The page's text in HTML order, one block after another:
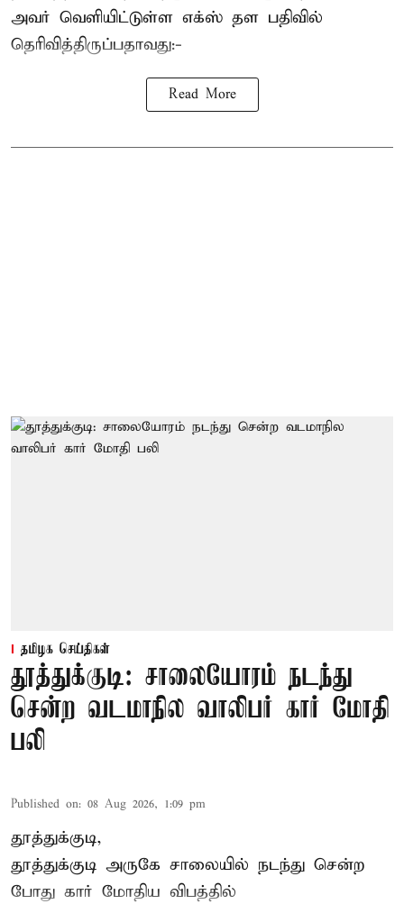
அவர் வெளியிட்டுள்ள எக்ஸ் தள பதிவில்
தெரிவித்திருப்பதாவது:-
Read More
தமிழக செய்திகள்
தூத்துக்குடி: சாலையோரம் நடந்து
சென்ற வடமாநில வாலிபர் கார் மோதி
பலி
Published on: 08 Aug 2026, 1:09 pm
தூத்துக்குடி,
தூத்துக்குடி அருகே சாலையில் நடந்து சென்ற
போது கார் மோதிய விபத்தில்